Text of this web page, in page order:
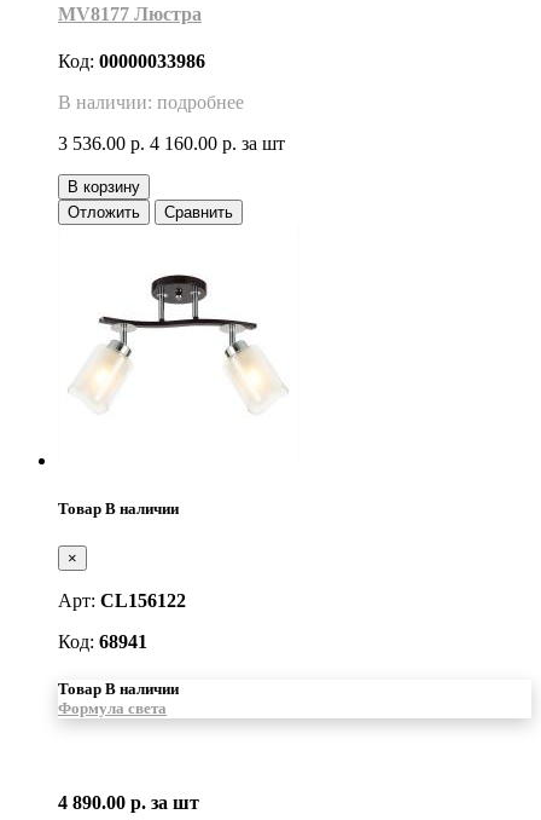
MV8177 Люстра
Код: 00000033986
В наличии: подробнее
3 536.00 р. 4 160.00 р. за шт
В корзину
Отложить
Сравнить
Товар В наличии
×
Арт: CL156122
Код: 68941
Товар В наличии
Формула света
4 890.00 р. за шт